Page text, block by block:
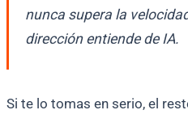
nunca supera la
dirección entiende de IA.
Si te lo tomas en serio, el